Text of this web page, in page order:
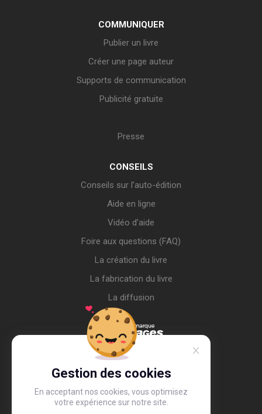
Gestion des cookies
En acceptant nos cookies, vous optimisez
votre expérience sur notre site.
COMMUNIQUER
Publier un livre
Créer une page auteur
Supports de communication
Publicité gratuite
Presse
CONSEILS
Conseils sur l’auto-édition
Aide en ligne
Vidéo d’aide
Foire aux questions (FAQ)
La création du livre
La fabrication du livre
La diffusion